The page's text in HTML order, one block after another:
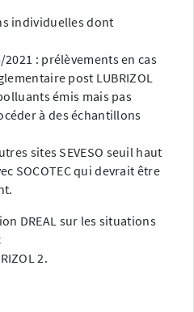
individuelles dont
: prélèvements en cas
post LUBRIZOL
émis mais pas
à des échantillons
sites SEVESO seuil haut
SOCOTEC qui devrait être
DREAL sur les situations
2.